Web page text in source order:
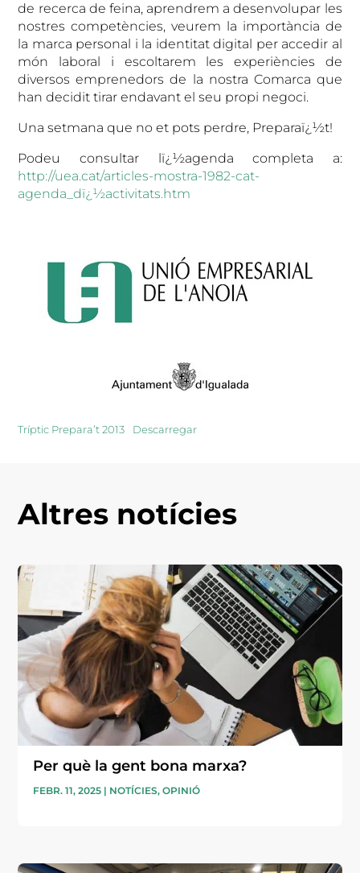
de recerca de feina, aprendrem a desenvolupar les
nostres competències, veurem la importància de
la marca personal i la identitat digital per accedir al
món laboral i escoltarem les experiències de
diversos emprenedors de la nostra Comarca que
han decidit tirar endavant el seu propi negoci.
Una setmana que no et pots perdre, Preparaï¿½t!
Podeu consultar lï¿½agenda completa a:
http://uea.cat/articles-mostra-1982-cat-
agenda_dï¿½activitats.htm
Tríptic Prepara’t 2013 Descarregar
Altres notícies
Per què la gent bona marxa?
FEBR. 11, 2025 | NOTÍCIES,OPINIÓ